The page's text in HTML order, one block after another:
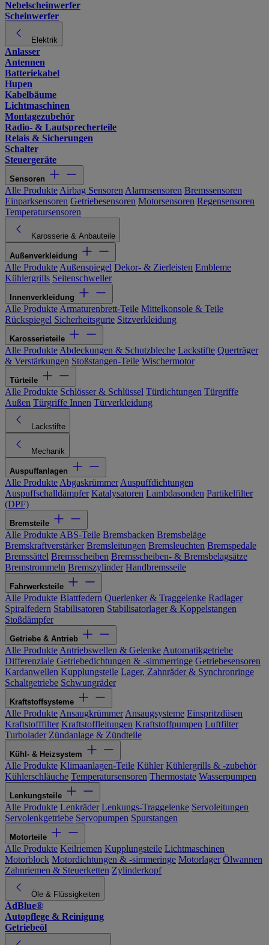
Nebelscheinwerfer
Scheinwerfer
Elektrik
Anlasser
Antennen
Batteriekabel
Hupen
Kabelbäume
Lichtmaschinen
Montagezubehör
Radio- & Lautsprecherteile
Relais & Sicherungen
Schalter
Steuergeräte
Sensoren
Alle Produkte Airbag Sensoren Alarmsensoren Bremssensoren
Einparksensoren Getriebesensoren Motorsensoren Regensensoren
Temperatursensoren
Karosserie & Anbauteile
Außenverkleidung
Alle Produkte Außenspiegel Dekor- & Zierleisten Embleme
Kühlergrills Seitenschweller
Innenverkleidung
Alle Produkte Armaturenbrett-Teile Mittelkonsole & Teile
Rückspiegel Sicherheitsgurte Sitzverkleidung
Karosserieteile
Alle Produkte Abdeckungen & Schutzbleche Lackstifte Querträger
& Verstärkungen Stoßstangen-Teile Wischermotor
Türteile
Alle Produkte Schlösser & Schlüssel Türdichtungen Türgriffe
Außen Türgriffe Innen Türverkleidung
Lackstifte
Mechanik
Auspuffanlagen
Alle Produkte Abgaskrümmer Auspuffdichtungen
Auspuffschalldämpfer Katalysatoren Lambdasonden Partikelfilter
(DPF)
Bremsteile
Alle Produkte ABS-Teile Bremsbacken Bremsbeläge
Bremskraftverstärker Bremsleitungen Bremsleuchten Bremspedale
Bremssättel Bremsscheiben Bremsscheiben- & Bremsbelagsätze
Bremstrommeln Bremszylinder Handbremsseile
Fahrwerksteile
Alle Produkte Blattfedern Querlenker & Traggelenke Radlager
Spiralfedern Stabilisatoren Stabilisatorlager & Koppelstangen
Stoßdämpfer
Getriebe & Antrieb
Alle Produkte Antriebswellen & Gelenke Automatikgetriebe
Differenziale Getriebedichtungen & -simmerringe Getriebesensoren
Kardanwellen Kupplungsteile Lager, Zahnräder & Synchronringe
Schaltgetriebe Schwungräder
Kraftstoffsysteme
Alle Produkte Ansaugkrümmer Ansaugsysteme Einspritzdüsen
Kraftstofffilter Kraftstoffleitungen Kraftstoffpumpen Luftfilter
Turbolader Zündanlage & Zündteile
Kühl- & Heizsystem
Alle Produkte Klimaanlagen-Teile Kühler Kühlergrills & -zubehör
Kühlerschläuche Temperatursensoren Thermostate Wasserpumpen
Lenkungsteile
Alle Produkte Lenkräder Lenkungs-Traggelenke Servoleitungen
Servolenkgetriebe Servopumpen Spurstangen
Motorteile
Alle Produkte Keilriemen Kupplungsteile Lichtmaschinen
Motorblock Motordichtungen & -simmeringe Motorlager Ölwannen
Zahnriemen & Steuerketten Zylinderkopf
Öle & Flüssigkeiten
AdBlue®
Autopflege & Reinigung
Getriebeöl